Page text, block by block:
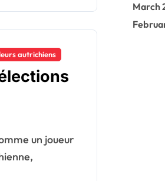
autrichiens
o
r
March